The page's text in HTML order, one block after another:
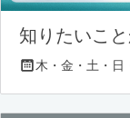
知りたいこ